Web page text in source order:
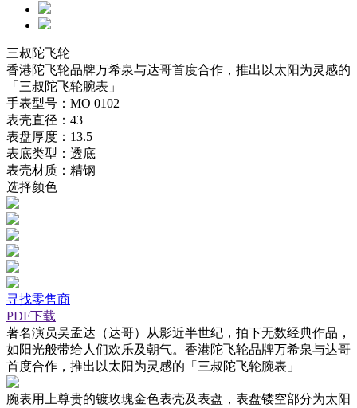
三叔陀飞轮
香港陀飞轮品牌万希泉与达哥首度合作，推出以太阳为灵感的
「三叔陀飞轮腕表」
手表型号：MO 0102
表壳直径：43
表盘厚度：13.5
表底类型：透底
表壳材质：精钢
选择颜色
寻找零售商
PDF下载
著名演员吴孟达（达哥）从影近半世纪，拍下无数经典作品，
如阳光般带给人们欢乐及朝气。香港陀飞轮品牌万希泉与达哥
首度合作，推出以太阳为灵感的「三叔陀飞轮腕表」
腕表用上尊贵的镀玫瑰金色表壳及表盘，表盘镂空部分为太阳